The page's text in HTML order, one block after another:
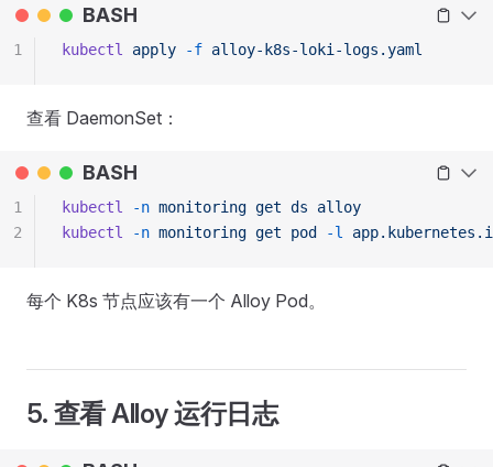
BASH
kubectl apply -f alloy-k8s-loki-logs.yaml
1
查看 DaemonSet：
BASH
kubectl -n monitoring get ds alloy
kubectl -n monitoring get pod -l
1
2
每个 K8s 节点应该有一个 Alloy Pod。
5. 查看 Alloy 运行日志